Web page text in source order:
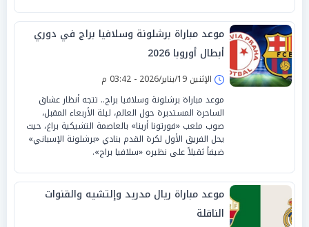
موعد مباراة برشلونة وسلافيا براج في دوري
أبطال أوروبا 2026
الإثنين 19/يناير/2026 - 03:42 م
موعد مباراة برشلونة وسلافيا براج.. تتجه أنظار عشاق
الساحرة المستديرة حول العالم، ليلة الأربعاء المقبل،
صوب ملعب «فورتونا أرينا» بالعاصمة التشيكية براغ، حيث
يحل الفريق الأول لكرة القدم بنادي «برشلونة الإسباني»
ضيفاً ثقيلاً على نظيره «سلافيا براج».
موعد مباراة ريال مدريد وإلتشيه والقنوات
الناقلة